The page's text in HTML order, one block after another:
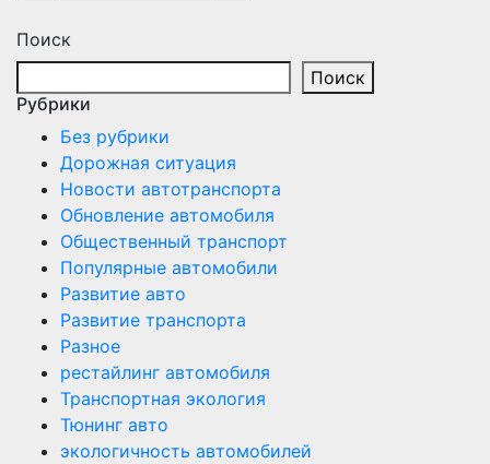
Поиск
Поиск
Рубрики
Без рубрики
Дорожная ситуация
Новости автотранспорта
Обновление автомобиля
Общественный транспорт
Популярные автомобили
Развитие авто
Развитие транспорта
Разное
рестайлинг автомобиля
Транспортная экология
Тюнинг авто
экологичность автомобилей